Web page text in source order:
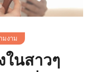
มงาม
ในสาวๆ